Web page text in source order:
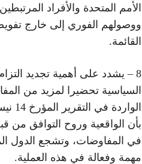
الأمم المتحدة والأفراد
ووصولهم الفوري إلى خارج
القائمة.
8 – يشدد على أهمية تجديد
السياسية تحضيرا لمزيد من
بأن الواقعية وروح التوافق من
في المفاوضات، وتشجع الدول
مهمة وفعالة في هذه العملية.